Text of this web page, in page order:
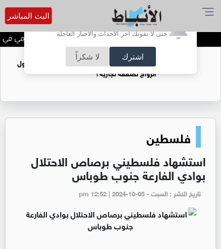
أترغب في تفعيل الإشعارات؟
حتى لا تفوتك آخر الأحداث والأخبار العاجلة
اشترك لا شكراً
البث المباشر
الحاجة خالدة محمود الكرمي في
فتيات يستغللنه لتحقيق مكاسب مادية.. هل تحول
الزواج لصفقة تجارية؟
فلسطين
استشهاد فلسطيني برصاص الاحتلال
بوادي الفارعة جنوب طوباس
تاريخ النشر : السبت - pm 12:52 | 2024-10-05